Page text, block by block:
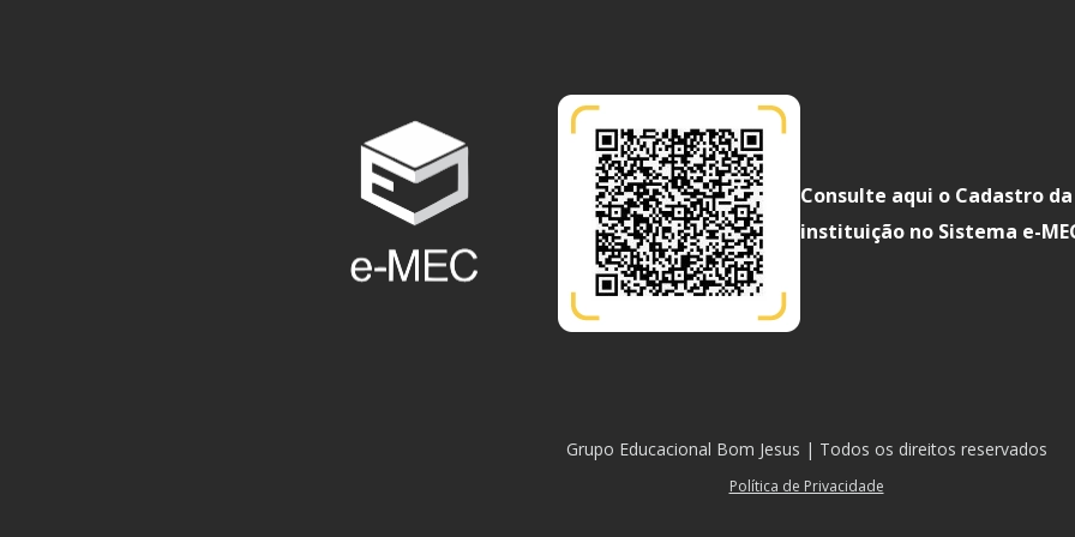
Consulte aqui o Cadastro da
instituição no Sistema e-
Grupo Educacional Bom Jesus | Todos os direitos reservados
Política de Privacidade